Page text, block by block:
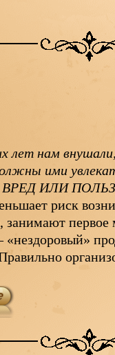
лет нам
ими
ИЛИ
риск
первое